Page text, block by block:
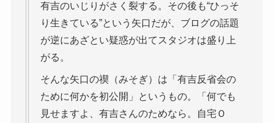
有吉のいじりがさく裂する。その後も“ひっそ
り生きている”という矢口だが、ブログの話題
が逆にあざとい疑惑が出てスタジオは盛り上
がる。
そんな矢口の禊（みそぎ）は「有吉反省会の
ために何かを初公開」というもの。「何でも
見せますよ、有吉さんのためなら。自宅Ｏ